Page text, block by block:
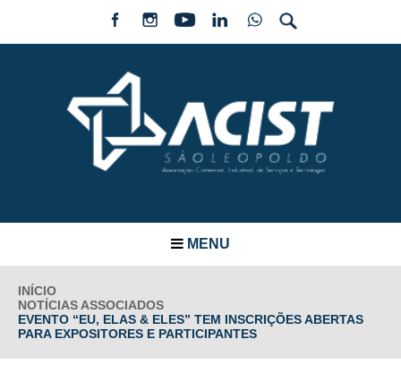
MENU
INÍCIO
NOTÍCIAS ASSOCIADOS
EVENTO “EU, ELAS & ELES” TEM INSCRIÇÕES ABERTAS
PARA EXPOSITORES E PARTICIPANTES